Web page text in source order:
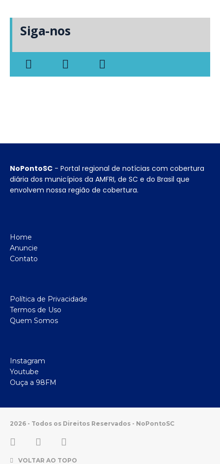
Siga-nos
NoPontoSC - Portal regional de notícias com cobertura
diária dos municípios da AMFRI, de SC e do Brasil que
envolvem nossa região de cobertura.
Home
Anuncie
Contato
Política de Privacidade
Termos de Uso
Quem Somos
Instagram
Youtube
Ouça a 98FM
2026 - Todos os Direitos Reservados - NoPontoSC
VOLTAR AO TOPO